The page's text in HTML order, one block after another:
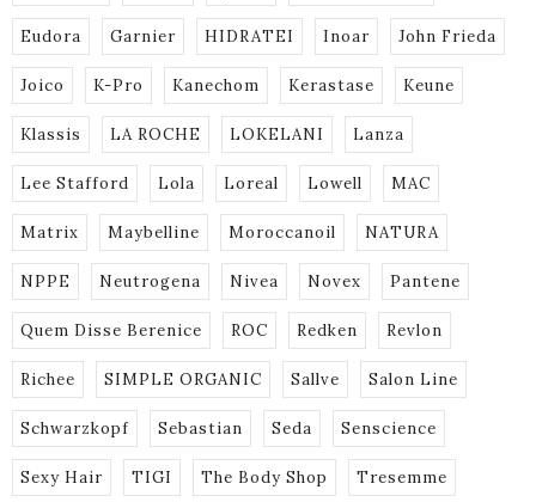
Eudora Garnier HIDRATEI Inoar John Frieda
Joico K-Pro Kanechom Kerastase Keune
Klassis LA ROCHE LOKELANI Lanza
Lee Stafford Lola Loreal Lowell MAC
Matrix Maybelline Moroccanoil NATURA
NPPE Neutrogena Nivea Novex Pantene
Quem Disse Berenice ROC Redken Revlon
Richee SIMPLE ORGANIC Sallve Salon Line
Schwarzkopf Sebastian Seda Senscience
Sexy Hair TIGI The Body Shop Tresemme